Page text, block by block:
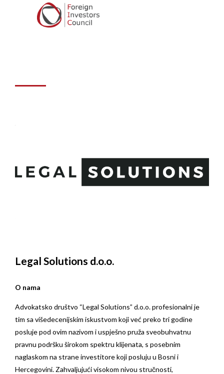
d.o.o. –
Advokatsko
Legal Solutions d.o.o.
O nama
Advokatsko društvo “Legal Solutions” d.o.o. profesionalni je
tim sa višedecenijskim iskustvom koji već preko tri godine
posluje pod ovim nazivom i uspješno pruža sveobuhvatnu
pravnu podršku širokom spektru klijenata, s posebnim
naglaskom na strane investitore koji posluju u Bosni i
Hercegovini. Zahvaljujući visokom nivou stručnosti,